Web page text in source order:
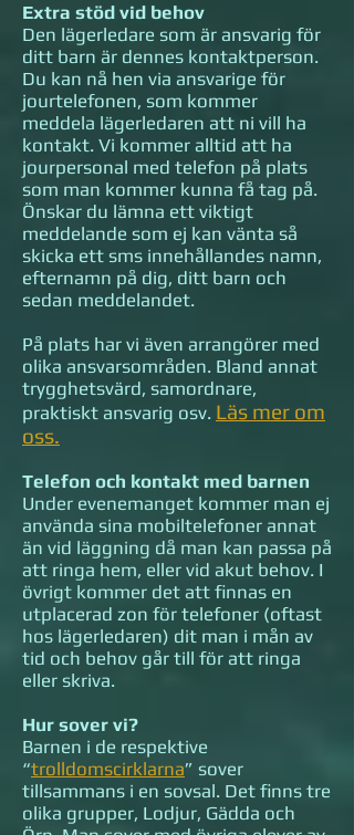
Extra stöd vid behov
Den lägerledare som är ansvarig för
ditt barn är dennes kontaktperson.
Du kan nå hen via ansvarige för
jourtelefonen, som kommer
meddela lägerledaren att ni vill ha
kontakt. Vi kommer alltid att ha
jourpersonal med telefon på plats
som man kommer kunna få tag på.
Önskar du lämna ett viktigt
meddelande som ej kan vänta så
skicka ett sms innehållandes namn,
efternamn på dig, ditt barn och
sedan meddelandet.
På plats har vi även arrangörer med
olika ansvarsområden. Bland annat
trygghetsvärd, samordnare,
praktiskt ansvarig osv. Läs mer om
oss.
Telefon och kontakt med barnen
Under evenemanget kommer man ej
använda sina mobiltelefoner annat
än vid läggning då man kan passa på
att ringa hem, eller vid akut behov. I
övrigt kommer det att finnas en
utplacerad zon för telefoner (oftast
hos lägerledaren) dit man i mån av
tid och behov går till för att ringa
eller skriva.
Hur sover vi?
Barnen i de respektive
“trolldomscirklarna” sover
tillsammans i en sovsal. Det finns tre
olika grupper, Lodjur, Gädda och